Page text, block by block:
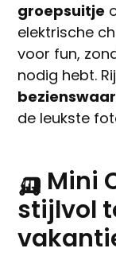
groepsuitje
elektrische
voor fun,
nodig hebt.
de leukste
🛺 Mini
stijlvol